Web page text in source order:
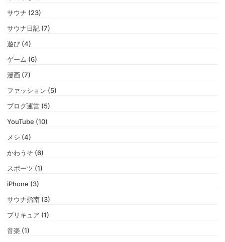
サウナ (23)
サウナ日記 (7)
遊び (4)
ゲーム (6)
漫画 (7)
ファッション (5)
ブログ運営 (5)
YouTube (10)
メシ (4)
かわうそ (6)
スポーツ (1)
iPhone (3)
サウナ指南 (3)
プリキュア (1)
音楽 (1)